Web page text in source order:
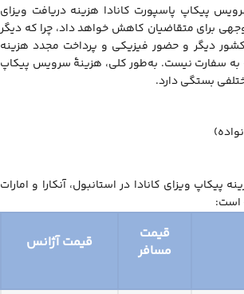
پیکاپ پاسپورت کانادا هزینه دریافت ویزای
توجهی برای متقاضیان کاهش خواهد داد، چرا که دیگر
دیگر و حضور فیزیکی و پرداخت مجدد هزینه
به سفارت نیست. به‌طور کلی، هزینۀ سرویس پیکاپ
بستگی دارد.
پیکاپ ویزای کانادا در استانبول، آنکارا و امارات
است:
قیمت
مسافر
قیمت آژانس